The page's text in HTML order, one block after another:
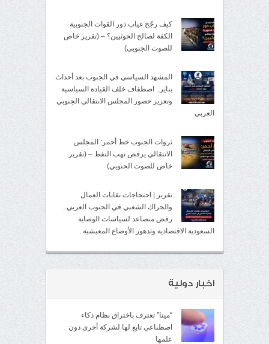
كيف رجّح غياب دور القوات الجنوبية
الكفة لصالح الحوثيين؟ – (تقرير خاص
للصوت الجنوبي)
المشهد السياسي في الجنوب بعد أحداث
يناير.. اصطفاف خلف القيادة السياسية
وتعزيز حضور المجلس الانتقالي الجنوبي
العربي
ثروات الجنوب خط أحمر: المجلس
الانتقالي يرفض نهب النفط – (تقرير
خاص للصوت الجنوبي)
تقرير | احتجاجات نقابات العمال
والحراك الشعبي في الجنوب العربي..
رفض متصاعد لسياسات الوصاية
السعودية الاقتصادية وتدهور الأوضاع المعيشية .
اخبار دولية
“ميتا” تعترف باختراق نظام ذكاء
اصطناعي تابع لها لشركة أخرى دون
علمها